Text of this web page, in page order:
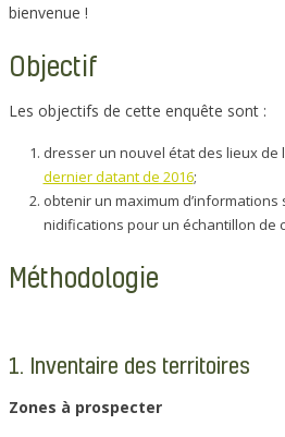
bienvenue !
Objectif
Les objectifs de cette enquête sont :
dresser un nouvel état des lieux de
dernier datant de 2016;
obtenir un maximum
nidifications pour un échantillon de
Méthodologie
1. Inventaire des territoires
Zones à prospecter